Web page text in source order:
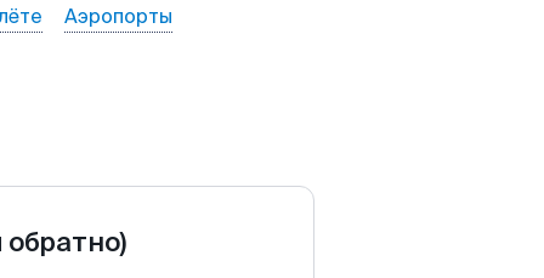
Аэропорты
обратно)